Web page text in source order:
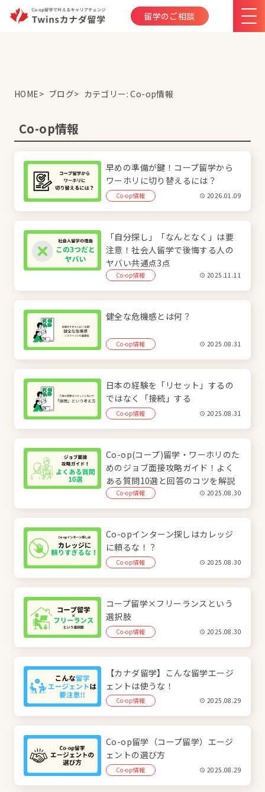
留学のご相談
HOME ブログ カテゴリー:Co-op情報
Co-op情報
早めの準備が鍵！コープ留学から
ワーホリに切り替えるには？
Co-op情報 2026.01.09
「自分探し」「なんとなく」は要
注意！社会人留学で後悔する人の
ヤバい共通点3点
Co-op情報 2025.11.11
健全な危機感とは何？
Co-op情報 2025.08.31
日本の経験を「リセット」するの
ではなく「接続」する
Co-op情報 2025.08.31
Co-op(コープ)留学・ワーホリのた
めのジョブ面接攻略ガイド！よく
ある質問10選と回答のコツを解説
Co-op情報 2025.08.30
Co-opインターン探しはカレッジ
に頼るな！？
Co-op情報 2025.08.30
コープ留学×フリーランスという
選択肢
Co-op情報 2025.08.30
【カナダ留学】こんな留学エージ
ェントは使うな！
Co-op情報 2025.08.29
Co-op留学（コープ留学）エージ
ェントの選び方
Co-op情報 2025.08.29